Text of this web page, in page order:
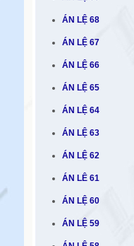
ÁN LỆ 68
ÁN LỆ 67
ÁN LỆ 66
ÁN LỆ 65
ÁN LỆ 64
ÁN LỆ 63
ÁN LỆ 62
ÁN LÊ 61
ÁN LỆ 60
ÁN LỆ 59